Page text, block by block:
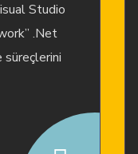
Studio
.Net
süreçlerini